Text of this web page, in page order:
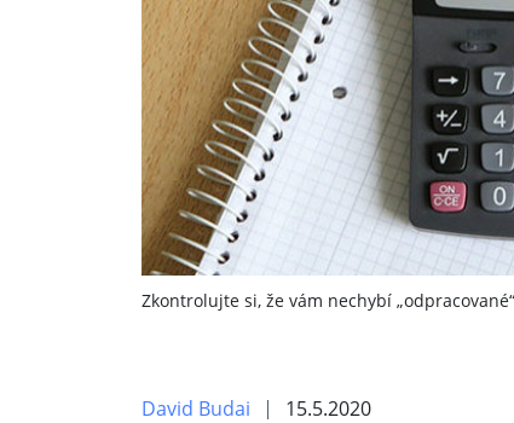
Zkontrolujte si, že vám nechybí
David Budai 15.5.2020